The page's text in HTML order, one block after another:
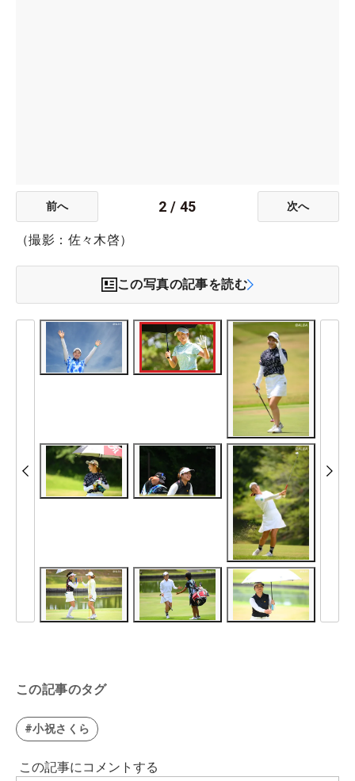
前へ 2 / 45 次へ
（撮影：佐々木啓）
この写真の記事を読む
この記事のタグ
#小祝さくら